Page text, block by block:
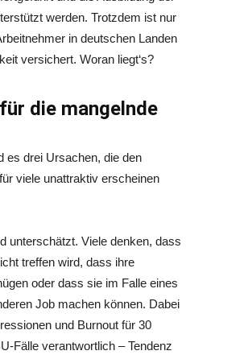
werden. Trotzdem ist nur
in deutschen Landen
versichert. Woran liegt‘s?
die mangelnde
es drei Ursachen, die den
viele unattraktiv erscheinen
unterschätzt. Viele denken, dass
treffen wird, dass ihre
oder dass sie im Falle eines
Job machen können. Dabei
und Burnout für 30
Fälle verantwortlich – Tendenz